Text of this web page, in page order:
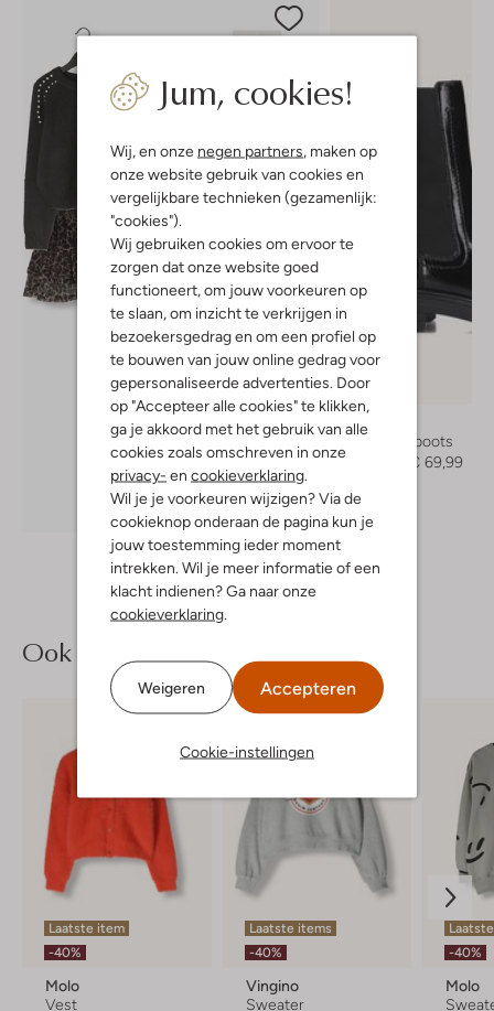
Jum, cookies!
Wij, en onze negen partners, maken op
onze website gebruik van cookies en
vergelijkbare technieken (gezamenlijk:
"cookies").
Wij gebruiken cookies om ervoor te
zorgen dat onze website goed
functioneert, om jouw voorkeuren op
te slaan, om inzicht te verkrijgen in
bezoekersgedrag en om een profiel op
te bouwen van jouw online gedrag voor
gepersonaliseerde advertenties. Door
op "Accepteer alle cookies" te klikken,
ga je akkoord met het gebruik van alle
cookies zoals omschreven in onze
privacy- en cookieverklaring.
Wil je je voorkeuren wijzigen? Via de
cookieknop onderaan de pagina kun je
jouw toestemming ieder moment
intrekken. Wil je meer informatie of een
klacht indienen? Ga naar onze
cookieverklaring.
Weigeren Accepteren
Cookie-instellingen
Ontdek de look
-30%
Wysh
Chelsea boots
€ 69,99
Ook iets voor jou?
Laatste item
-40%
Molo
Vest
Laatste items
-40%
Vingino
Sweater
-40%
Molo